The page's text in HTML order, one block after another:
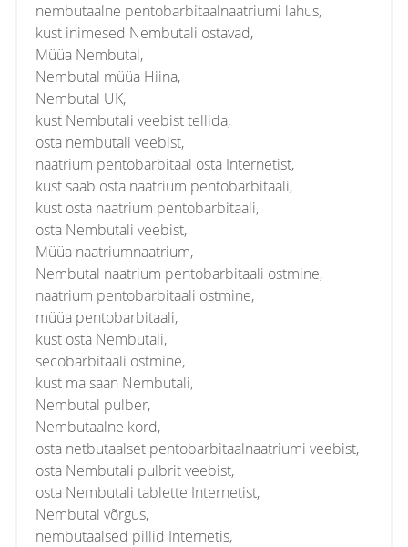
nembutaalne pentobarbitaalnaatriumi lahus,
kust inimesed Nembutali ostavad,
Müüa Nembutal,
Nembutal müüa Hiina,
Nembutal UK,
kust Nembutali veebist tellida,
osta nembutali veebist,
naatrium pentobarbitaal osta Internetist,
kust saab osta naatrium pentobarbitaali,
kust osta naatrium pentobarbitaali,
osta Nembutali veebist,
Müüa naatriumnaatrium,
Nembutal naatrium pentobarbitaali ostmine,
naatrium pentobarbitaali ostmine,
müüa pentobarbitaali,
kust osta Nembutali,
secobarbitaali ostmine,
kust ma saan Nembutali,
Nembutal pulber,
Nembutaalne kord,
osta netbutaalset pentobarbitaalnaatriumi veebist,
osta Nembutali pulbrit veebist,
osta Nembutali tablette Internetist,
Nembutal võrgus,
nembutaalsed pillid Internetis,